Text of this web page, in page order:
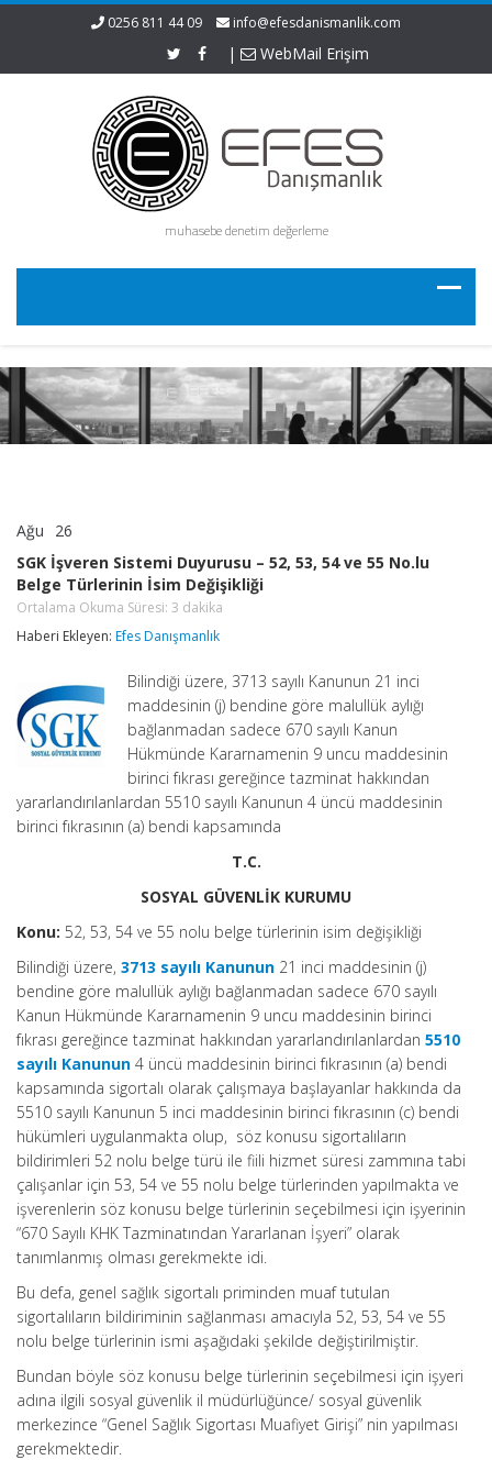
0256 811 44 09 info@efesdanismanlik.com
| WebMail Erişim
muhasebe denetim değerleme
Ağu 26
Sistemi
Duyurusu
–
53,
55
No.lu
Belge
Türlerinin
Değişikliği
Ortalama
Okuma
Süresi:
SGK İşveren Sistemi Duyurusu – 52, 53, 54 ve 55 No.lu
Belge Türlerinin İsim Değişikliği
Ortalama Okuma Süresi: 3 dakika
Haberi Ekleyen: Efes Danışmanlık
Bilindiği üzere, 3713 sayılı Kanunun 21 inci
maddesinin (j) bendine göre malullük aylığı
bağlanmadan sadece 670 sayılı Kanun
Hükmünde Kararnamenin 9 uncu maddesinin
birinci fıkrası gereğince tazminat hakkından
yararlandırılanlardan 5510 sayılı Kanunun 4 üncü maddesinin
birinci fıkrasının (a) bendi kapsamında
T.C.
SOSYAL GÜVENLİK KURUMU
Konu: 52, 53, 54 ve 55 nolu belge türlerinin isim değişikliği
Bilindiği üzere, 3713 sayılı Kanunun 21 inci maddesinin (j)
bendine göre malullük aylığı bağlanmadan sadece 670 sayılı
Kanun Hükmünde Kararnamenin 9 uncu maddesinin birinci
fıkrası gereğince tazminat hakkından yararlandırılanlardan 5510
sayılı Kanunun 4 üncü maddesinin birinci fıkrasının (a) bendi
kapsamında sigortalı olarak çalışmaya başlayanlar hakkında da
5510 sayılı Kanunun 5 inci maddesinin birinci fıkrasının (c) bendi
hükümleri uygulanmakta olup, söz konusu sigortalıların
bildirimleri 52 nolu belge türü ile fiili hizmet süresi zammına tabi
çalışanlar için 53, 54 ve 55 nolu belge türlerinden yapılmakta ve
işverenlerin söz konusu belge türlerinin seçebilmesi için işyerinin
“670 Sayılı KHK Tazminatından Yararlanan İşyeri” olarak
tanımlanmış olması gerekmekte idi.
Bu defa, genel sağlık sigortalı priminden muaf tutulan
sigortalıların bildiriminin sağlanması amacıyla 52, 53, 54 ve 55
nolu belge türlerinin ismi aşağıdaki şekilde değiştirilmiştir.
Bundan böyle söz konusu belge türlerinin seçebilmesi için işyeri
adına ilgili sosyal güvenlik il müdürlüğünce/ sosyal güvenlik
merkezince “Genel Sağlık Sigortası Muafiyet Girişi” nin yapılması
gerekmektedir.